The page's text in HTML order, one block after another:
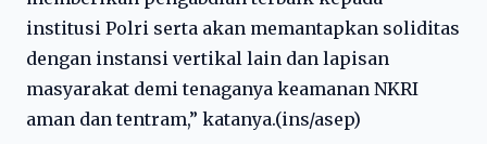
institusi Polri serta akan memantapkan soliditas
dengan instansi vertikal lain dan lapisan
masyarakat demi tenaganya keamanan NKRI
aman dan tentram,” katanya.(ins/asep)